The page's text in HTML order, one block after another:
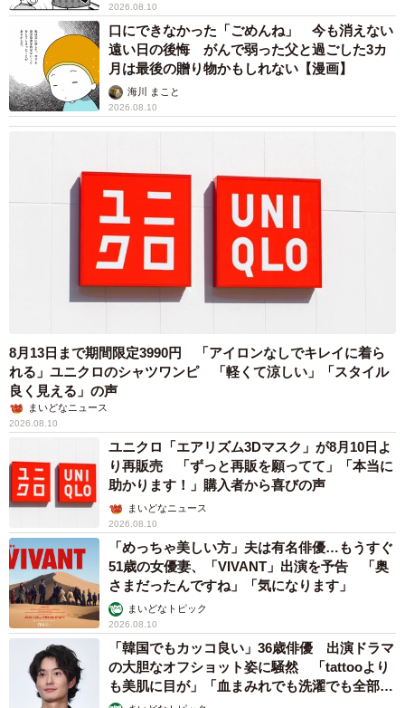
2026.08.10
口にできなかった「ごめんね」 今も消えない
遠い日の後悔 がんで弱った父と過ごした3カ
月は最後の贈り物かもしれない【漫画】
海川 まこと
2026.08.10
8月13日まで期間限定3990円 「アイロンなしでキレイに着ら
れる」ユニクロのシャツワンピ 「軽くて涼しい」「スタイル
良く見える」の声
まいどなニュース
2026.08.10
ユニクロ「エアリズム3Dマスク」が8月10日よ
り再販売 「ずっと再販を願ってて」「本当に
助かります！」購入者から喜びの声
まいどなニュース
2026.08.10
「めっちゃ美しい方」夫は有名俳優…もうすぐ
51歳の女優妻、「VIVANT」出演を予告 「奥
さまだったんですね」「気になります」
まいどなトピック
2026.08.10
「韓国でもカッコ良い」36歳俳優 出演ドラマ
の大胆なオフショット姿に騒然 「tattooより
も美肌に目が」「血まみれでも洗濯でも全部か
っこいい」